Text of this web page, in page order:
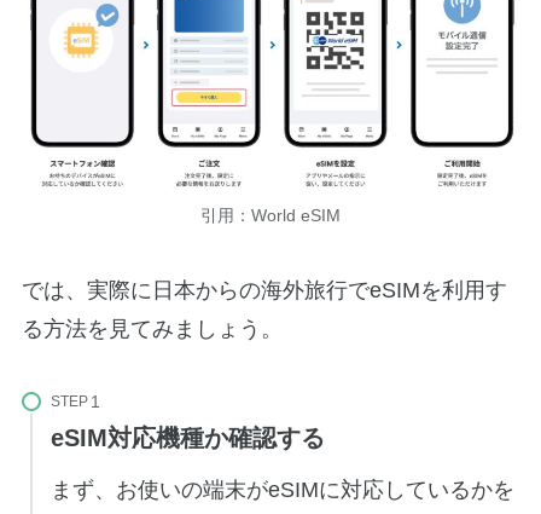
引用：World eSIM
では、実際に日本からの海外旅行でeSIMを利用す
る方法を見てみましょう。
STEP
eSIM対応機種か確認する
まず、お使いの端末がeSIMに対応しているかを